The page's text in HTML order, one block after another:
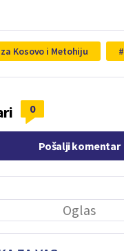
Kosovo i Metohiju
0
Pošalji komentar